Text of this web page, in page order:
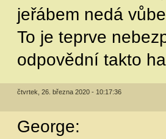
jeřábem nedá
To je teprve
odpovědní takto
čtvrtek, 26. března 2020 - 10:17:36
George: